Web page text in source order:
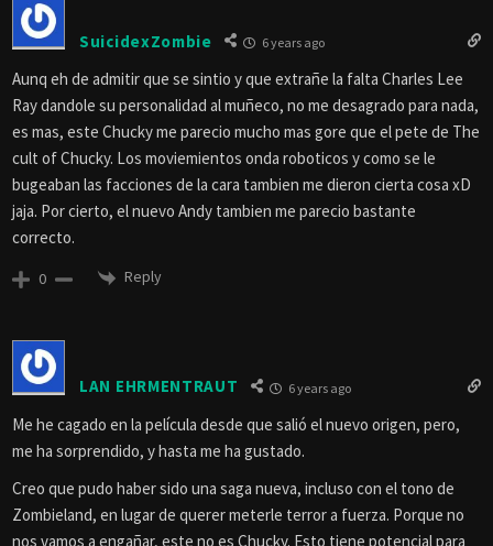
SuicidexZombie 6 years ago
Aunq eh de admitir que se sintio y que extrañe la falta Charles Lee
Ray dandole su personalidad al muñeco, no me desagrado para nada,
es mas, este Chucky me parecio mucho mas gore que el pete de The
cult of Chucky. Los moviemientos onda roboticos y como se le
bugeaban las facciones de la cara tambien me dieron cierta cosa xD
jaja. Por cierto, el nuevo Andy tambien me parecio bastante
correcto.
0 Reply
LAN EHRMENTRAUT 6 years ago
Me he cagado en la película desde que salió el nuevo origen, pero,
me ha sorprendido, y hasta me ha gustado.
Creo que pudo haber sido una saga nueva, incluso con el tono de
Zombieland, en lugar de querer meterle terror a fuerza. Porque no
nos vamos a engañar, este no es Chucky. Esto tiene potencial para